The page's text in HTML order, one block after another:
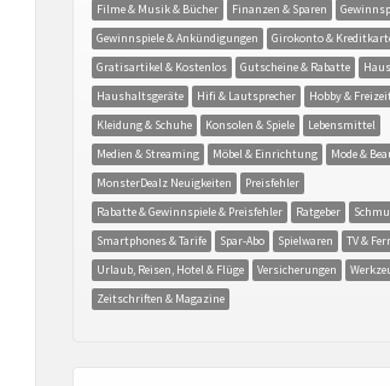
Filme & Musik & Bücher
Finanzen & Sparen
Gewinnspiele & Ankündigungen
Girokonto &
Gratisartikel & Kostenlos
Gutscheine & Rabatte
Haushaltsgeräte
Hifi & Lautsprecher Hobby &
Kleidung & Schuhe
Konsolen & Spiele
Lebensmittel
Medien & Streaming
Möbel & Einrichtung
Mode &
MonsterDealz Neuigkeiten
Preisfehler
Rabatte & Gewinnspiele & Preisfehler
Ratgeber
Smartphones & Tarife
Spar-Abo Spielwaren
TV &
Urlaub, Reisen, Hotel & Flüge
Versicherungen
Zeitschriften & Magazine